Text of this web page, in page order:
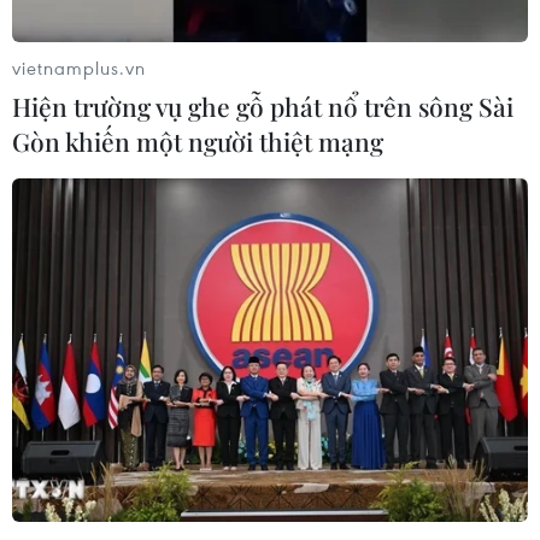
Miss Intercontinental Bảo Ngọc đưa du
khách khám phá vẻ đẹp Tây Đô
Theo bước chân Miss Intercontinental Bảo Ngọc về Tây
Đô, du khách được trải nghiệm quê hương miệt vương
giờ đây không chỉ có “gạo trắng nước trong,” để rồi lạc
bước đến “lòng không muốn về.”
vietnamplus.vn
Hiện trường vụ ghe gỗ phát nổ trên sông Sài
Gòn khiến một người thiệt mạng